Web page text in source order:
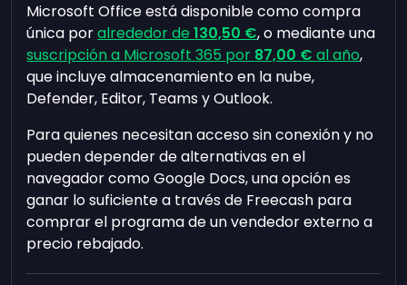
Microsoft Office está disponible como compra
única poralrededor de130,50 €, o mediante una
suscripción a Microsoft 365 por 87,00 € al año,
que incluye almacenamiento en la nube,
Defender, Editor, Teams y Outlook.
Para quienes necesitan acceso sin conexión y no
pueden depender de alternativas en el
navegador como Google Docs, una opción es
ganar lo suficiente a través de Freecash para
comprar el programa de un vendedor externo a
precio rebajado.